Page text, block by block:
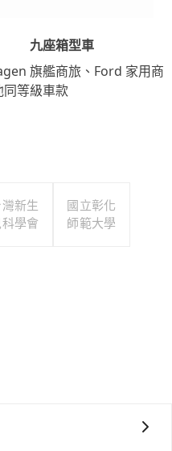
九座箱型車
旗艦商旅、Ford 家用商
等級車款
灣新生
科學會
國立彰化
師範大學